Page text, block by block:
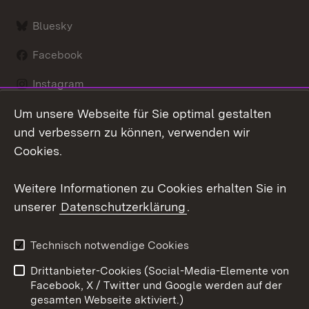
Bluesky
Facebook
Instagram
LinkedIn
Datenschutz
Barrierefreiheit
Impressum
Cookies
Um unsere Webseite für Sie optimal gestalten
und verbessern zu können, verwenden wir
Cookies.
Weitere Informationen zu Cookies erhalten Sie in
unserer Datenschutzerklärung.
Technisch notwendige Cookies
Drittanbieter-Cookies (Social-Media-Elemente von
Facebook, X / Twitter und Google werden auf der
gesamten Webseite aktiviert.)